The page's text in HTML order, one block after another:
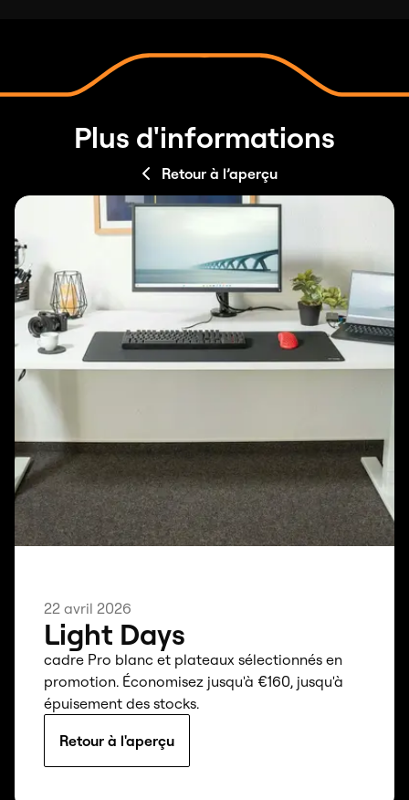
Plus d'informations
Retour à l’aperçu
22 avril 2026
Light Days
cadre Pro blanc et plateaux sélectionnés en
promotion. Économisez jusqu'à €160, jusqu'à
épuisement des stocks.
Retour à l'aperçu